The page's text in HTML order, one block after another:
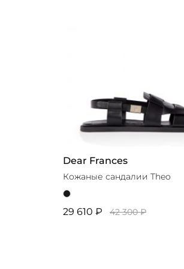
Dear Frances
Кожаные сандалии Theo
29 610 ₽ 42 300 ₽